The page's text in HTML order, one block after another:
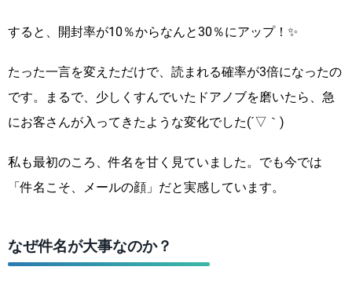
すると、開封率が10％からなんと30％にアップ！✨
たった一言を変えただけで、読まれる確率が3倍になったの
です。まるで、少しくすんでいたドアノブを磨いたら、急
にお客さんが入ってきたような変化でした(´▽｀)
私も最初のころ、件名を甘く見ていました。でも今では
「件名こそ、メールの顔」だと実感しています。
なぜ件名が大事なのか？